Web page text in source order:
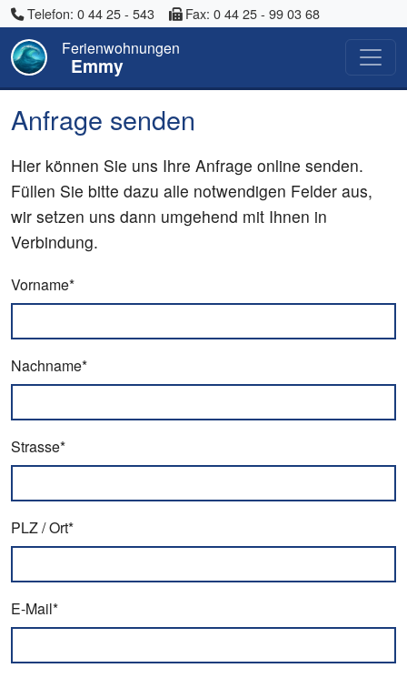
Telefon: 0 44 25 - 543 Fax: 0 44 25 - 99 03 68
Ferienwohnungen
Emmy
Anfrage senden
Hier können Sie uns Ihre Anfrage online senden.
Füllen Sie bitte dazu alle notwendigen Felder aus,
wir setzen uns dann umgehend mit Ihnen in
Verbindung.
Vorname*
Nachname*
Strasse*
PLZ / Ort*
E-Mail*